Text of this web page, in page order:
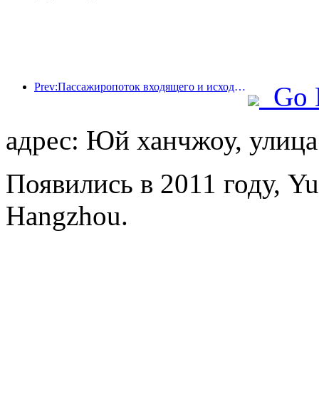
Prev:Пассажиропоток входящего и исходящего пассажиров аэропорта Шэньчжэня резко возрастает во время летних каникул, и многие иностранные авиакомпании увеличивают число своих маршрутов в Китае
Go
адрес: Юй ханчжоу,
Появились в 2011 году,
Hangzhou.